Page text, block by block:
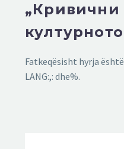
„Кривични
Fatkeqësisht hyrja
LANG:,: dhe%.